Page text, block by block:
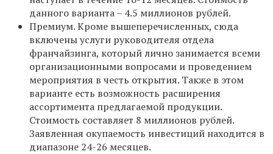
данного варианта – 4.5 миллионов рублей.
Премиум. Кроме вышеперечисленных, сюда
включены услуги руководителя отдела
франчайзинга, который лично занимается всеми
организационными вопросами и проведением
мероприятия в честь открытия. Также в этом
варианте есть возможность расширения
ассортимента предлагаемой продукции.
Стоимость составляет 8 миллионов рублей.
Заявленная окупаемость инвестиций находится в
диапазоне 24-26 месяцев.